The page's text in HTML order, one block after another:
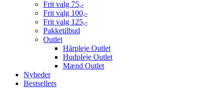
Frit valg 75,-
Frit valg 100,-
Frit valg 125,-
Pakketilbud
Outlet
Hårpleje Outlet
Hudpleje Outlet
Mænd Outlet
Nyheder
Bestsellers